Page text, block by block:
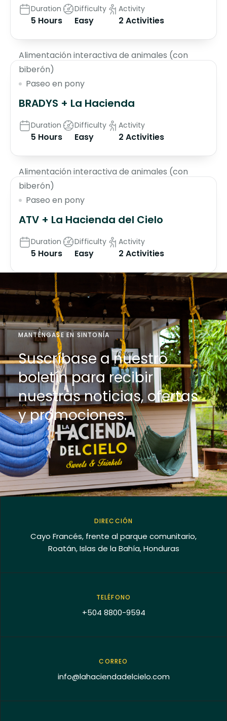
Duration
5 Hours
Difficulty
Easy
Activity
2 Activities
Alimentación interactiva de animales (con
biberón)
Paseo en pony
BRADYS + La Hacienda
Duration
5 Hours
Difficulty
Easy
Activity
2 Activities
Alimentación interactiva de animales (con
biberón)
Paseo en pony
ATV + La Hacienda del Cielo
Duration
5 Hours
Difficulty
Easy
Activity
2 Activities
MANTÉNGASE EN SINTONÍA
Suscríbase a nuestro
boletín para recibir
nuestras noticias, ofertas
y promociones.
DIRECCIÓN
Cayo Francés, frente al parque comunitario,
Roatán, Islas de la Bahía, Honduras
TELÉFONO
+504 8800-9594
CORREO
info@lahaciendadelcielo.com